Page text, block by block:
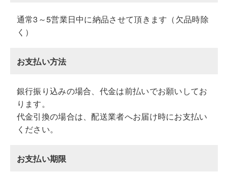
通常3～5営業日中に納品させて頂きます（欠品時除
く）
お支払い方法
銀行振り込みの場合、代金は前払いでお願いしてお
ります。
代金引換の場合は、配送業者へお届け時にお支払い
ください。
お支払い期限